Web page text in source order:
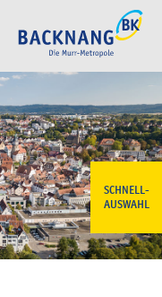
SCHNELL-
AUSWAHL